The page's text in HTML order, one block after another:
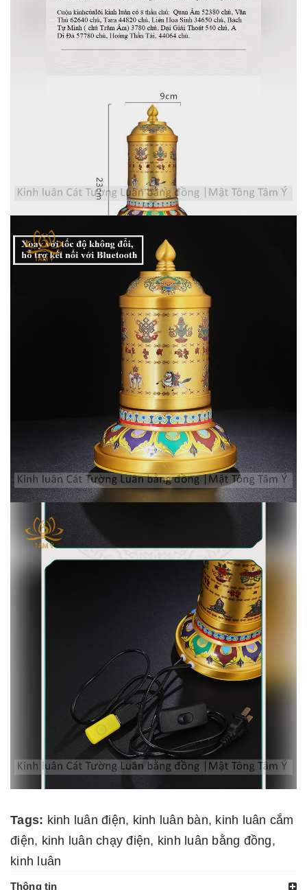
Tags: kinh luân điện, kinh luân bàn, kinh luân cắm
điện, kinh luân chạy điện, kinh luân bằng đồng,
kinh luân
Thông tin